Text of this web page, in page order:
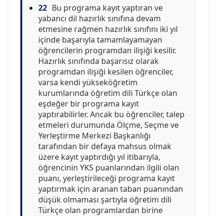
22 Bu programa kayıt yaptıran ve
yabancı dil hazırlık sınıfına devam
etmesine rağmen hazırlık sınıfını iki yıl
içinde başarıyla tamamlayamayan
öğrencilerin programdan ilişiği kesilir.
Hazırlık sınıfında başarısız olarak
programdan ilişiği kesilen öğrenciler,
varsa kendi yükseköğretim
kurumlarında öğretim dili Türkçe olan
eşdeğer bir programa kayıt
yaptırabilirler. Ancak bu öğrenciler, talep
etmeleri durumunda Ölçme, Seçme ve
Yerleştirme Merkezi Başkanlığı
tarafından bir defaya mahsus olmak
üzere kayıt yaptırdığı yıl itibarıyla,
öğrencinin YKS puanlarından ilgili olan
puanı, yerleştirileceği programa kayıt
yaptırmak için aranan taban puanından
düşük olmaması şartıyla öğretim dili
Türkçe olan programlardan birine